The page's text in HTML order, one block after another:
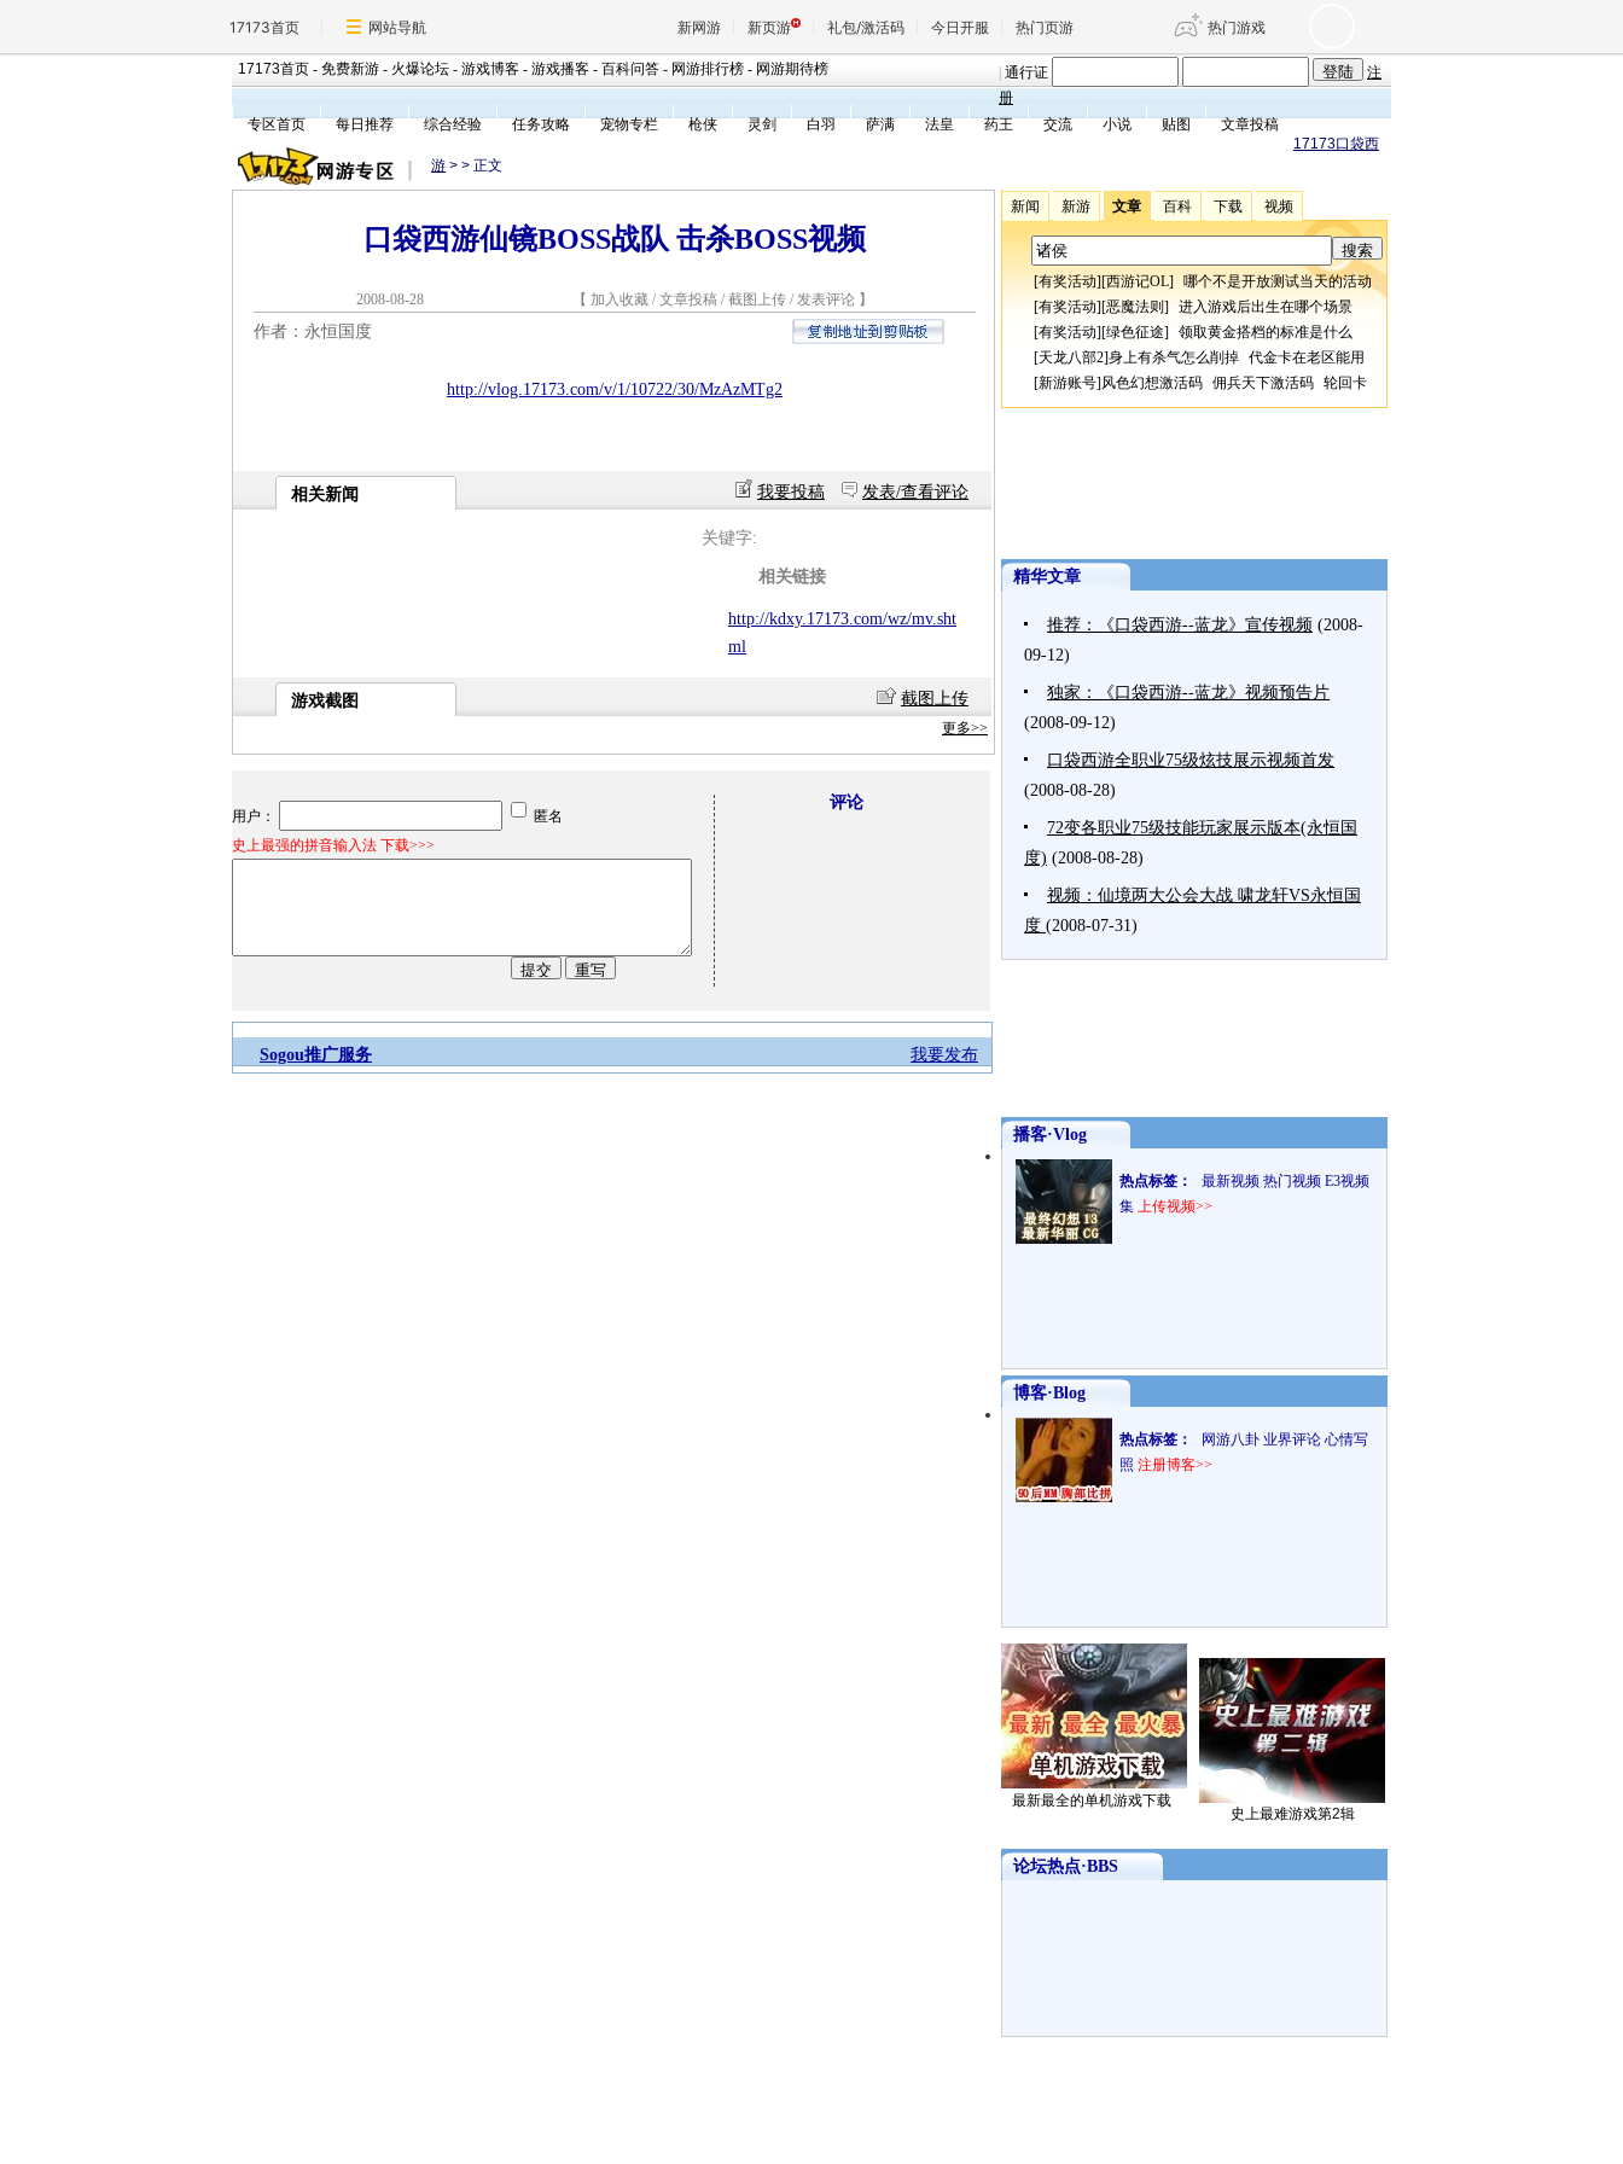
17173首页 网站导航 新网游 新页游 礼包/激活码 今日开服 热门页游 热门游戏
天堂 剑网3旗舰版 新天龙八部
王权与自由 诛仙世界 仙剑世界
17173首页 - 免费新游 - 火爆论坛 - 游戏博客 - 游戏播客 - 百科问答 - 网游排行榜 - 网游期待榜 通行证
注
册
专区首页
每日推荐 综合经验 任务攻略 宠物专栏 枪侠 灵剑 白羽 萨满 法皇 药王 交流 小说 贴图
文章投稿
17173口袋西
游 > > 正文
口袋西游仙镜BOSS战队 击杀BOSS视频
2008-08-28 【 加入收藏 / 文章投稿 / 截图上传 / 发表评论 】
作者：永恒国度
http://vlog.17173.com/v/1/10722/30/MzAzMTg2
相关新闻 我要投稿 发表/查看评论
关键字:
相关链接
http://kdxy.17173.com/wz/mv.sht
ml
游戏截图 截图上传
更多>>
用户：
匿名
史上最强的拼音输入法 下载>>>
评论
我要发布
Sogou推广服务
新闻 新游 文章 百科 下载 视频
[有奖活动][西游记OL] 哪个不是开放测试当天的活动
[有奖活动][恶魔法则 ] 进入游戏后出生在哪个场景
[有奖活动][绿色征途] 领取黄金搭档的标准是什么
[天龙八部2]身上有杀气怎么削掉 代金卡在老区能用
[新游账号]风色幻想激活码 佣兵天下激活码 轮回卡
精华文章
推荐：《口袋西游--蓝龙》宣传视频 (2008-
09-12)
独家：《口袋西游--蓝龙》视频预告片
(2008-09-12)
口袋西游全职业75级炫技展示视频首发
(2008-08-28)
72变各职业75级技能玩家展示版本(永恒国
度) (2008-08-28)
视频：仙境两大公会大战 啸龙轩VS永恒国
度 (2008-07-31)
播客·Vlog
热点标签： 最新视频 热门视频 E3视频
集 上传视频>>
博客·Blog
热点标签： 网游八卦 业界评论 心情写
照 注册博客>>
最新最全的单机游戏下载
史上最难游戏第2辑
论坛热点·BBS